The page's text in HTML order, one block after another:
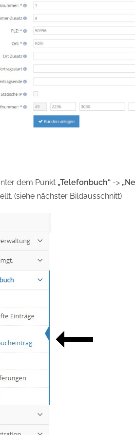
dem Punkt „Telefonbuch“->
(siehe nächster Bildausschnitt)